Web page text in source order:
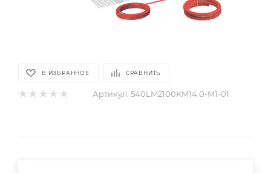
В ИЗБРАННОЕ СРАВНИТЬ
Артикул: 540LM2100KM14.0-M1-01